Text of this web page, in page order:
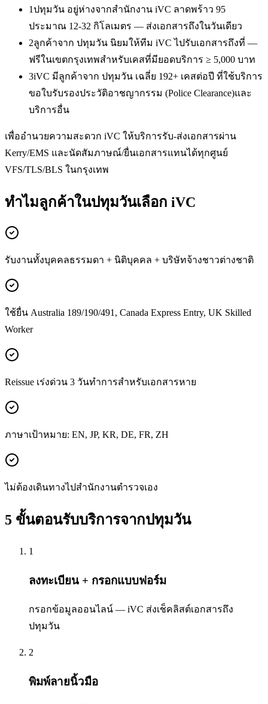
1ปทุมวัน อยู่ห่างจากสำนักงาน iVC ลาดพร้าว 95
ประมาณ 12-32 กิโลเมตร — ส่งเอกสารถึงในวันเดียว
2ลูกค้าจาก ปทุมวัน นิยมให้ทีม iVC ไปรับเอกสารถึงที่ —
ฟรีในเขตกรุงเทพสำหรับเคสที่มียอดบริการ ≥ 5,000 บาท
3iVC มีลูกค้าจาก ปทุมวัน เฉลี่ย 192+ เคสต่อปี ที่ใช้บริการ
ขอใบรับรองประวัติอาชญากรรม (Police Clearance)และ
บริการอื่น
เพื่ออำนวยความสะดวก iVC ให้บริการรับ-ส่งเอกสารผ่าน
Kerry/EMS และนัดสัมภาษณ์/ยื่นเอกสารแทนได้ทุกศูนย์
VFS/TLS/BLS ในกรุงเทพ
ทำไมลูกค้าในปทุมวันเลือก iVC
รับงานทั้งบุคคลธรรมดา + นิติบุคคล + บริษัทจ้างชาวต่างชาติ
ใช้ยื่น Australia 189/190/491, Canada Express Entry, UK Skilled
Worker
Reissue เร่งด่วน 3 วันทำการสำหรับเอกสารหาย
ภาษาเป้าหมาย: EN, JP, KR, DE, FR, ZH
ไม่ต้องเดินทางไปสำนักงานตำรวจเอง
5 ขั้นตอนรับบริการจากปทุมวัน
1
ลงทะเบียน + กรอกแบบฟอร์ม
กรอกข้อมูลออนไลน์ — iVC ส่งเช็คลิสต์เอกสารถึง
ปทุมวัน
2
พิมพ์ลายนิ้วมือ